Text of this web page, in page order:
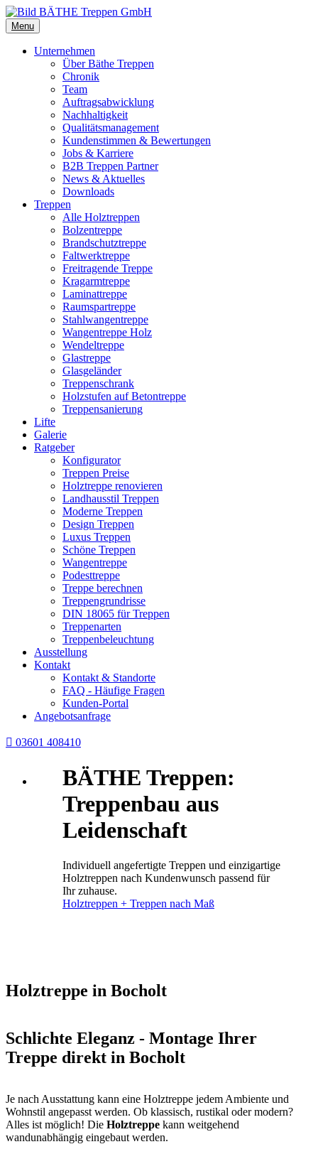
Menu
Unternehmen
Über Bäthe Treppen
Chronik
Team
Auftragsabwicklung
Nachhaltigkeit
Qualitätsmanagement
Kundenstimmen & Bewertungen
Jobs & Karriere
B2B Treppen Partner
News & Aktuelles
Downloads
Treppen
Alle Holztreppen
Bolzentreppe
Brandschutztreppe
Faltwerktreppe
Freitragende Treppe
Kragarmtreppe
Laminattreppe
Raumspartreppe
Stahlwangentreppe
Wangentreppe Holz
Wendeltreppe
Glastreppe
Glasgeländer
Treppenschrank
Holzstufen auf Betontreppe
Treppensanierung
Lifte
Galerie
Ratgeber
Konfigurator
Treppen Preise
Holztreppe renovieren
Landhausstil Treppen
Moderne Treppen
Design Treppen
Luxus Treppen
Schöne Treppen
Wangentreppe
Podesttreppe
Treppe berechnen
Treppengrundrisse
DIN 18065 für Treppen
Treppenarten
Treppenbeleuchtung
Ausstellung
Kontakt
Kontakt & Standorte
FAQ - Häufige Fragen
Kunden-Portal
Angebotsanfrage
 03601 408410
BÄTHE Treppen:
Treppenbau aus
Leidenschaft
Individuell angefertigte Treppen und einzigartige
Holztreppen nach Kundenwunsch passend für
Ihr zuhause.
Holztreppen + Treppen nach Maß
Holztreppe in Bocholt
Schlichte Eleganz - Montage Ihrer
Treppe direkt in Bocholt
Je nach Ausstattung kann eine Holztreppe jedem Ambiente und
Wohnstil angepasst werden. Ob klassisch, rustikal oder modern?
Alles ist möglich! Die Holztreppe kann weitgehend
wandunabhängig eingebaut werden.